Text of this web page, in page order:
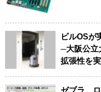
ビルOSが
─大阪公立
拡張性を
ゼブラ、